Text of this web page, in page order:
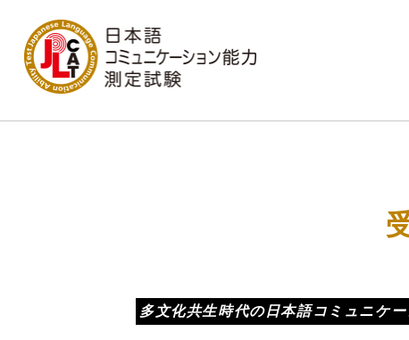
多文化共生時代の日本語コミュニケ